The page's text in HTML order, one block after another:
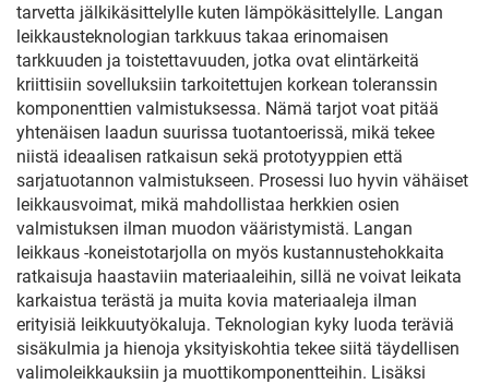
tarvetta jälkikäsittelylle kuten lämpökäsittelylle. Langan
leikkausteknologian tarkkuus takaa erinomaisen
tarkkuuden ja toistettavuuden, jotka ovat elintärkeitä
kriittisiin sovelluksiin tarkoitettujen korkean toleranssin
komponenttien valmistuksessa. Nämä tarjot voat pitää
yhtenäisen laadun suurissa tuotantoerissä, mikä tekee
niistä ideaalisen ratkaisun sekä prototyyppien että
sarjatuotannon valmistukseen. Prosessi luo hyvin vähäiset
leikkausvoimat, mikä mahdollistaa herkkien osien
valmistuksen ilman muodon vääristymistä. Langan
leikkaus -koneistotarjolla on myös kustannustehokkaita
ratkaisuja haastaviin materiaaleihin, sillä ne voivat leikata
karkaistua terästä ja muita kovia materiaaleja ilman
erityisiä leikkuutyökaluja. Teknologian kyky luoda teräviä
sisäkulmia ja hienoja yksityiskohtia tekee siitä täydellisen
valimoleikkauksiin ja muottikomponentteihin. Lisäksi